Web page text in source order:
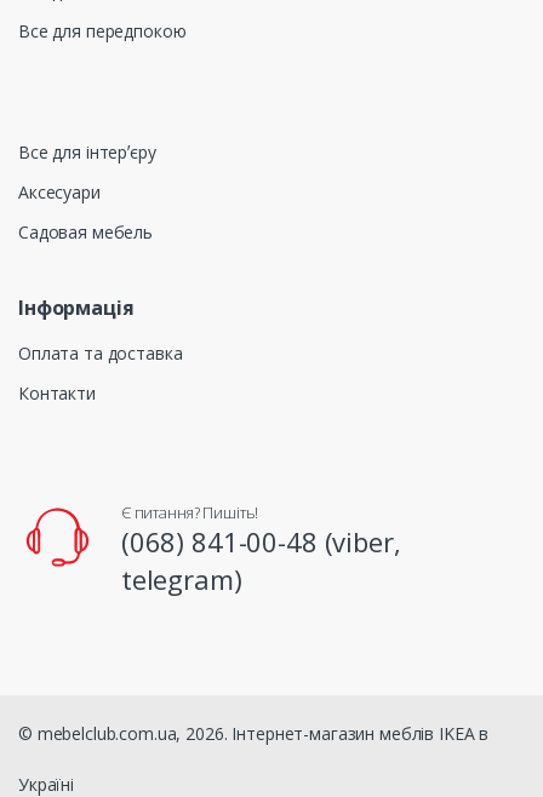
Все для передпокою
Все для інтерʼєру
Аксесуари
Садовая мебель
Інформація
Оплата та доставка
Контакти
Є питання? Пишіть!
(068) 841-00-48 (viber,
telegram)
© mebelclub.com.ua, 2026. Інтернет-магазин меблів IKEA в
Україні